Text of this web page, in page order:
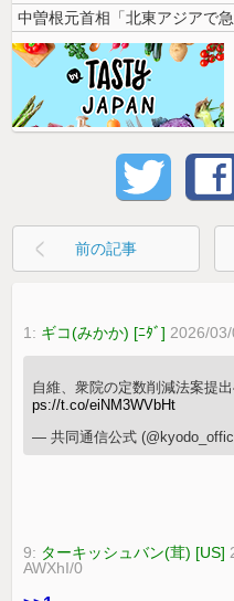
中曽根元首相「北東アジアで
前の記事
1: ギコ(みかか) [ﾆﾀﾞ] 2026/
自維、衆院の定数削減法案提
ps://t.co/eiNM3WVbHt
— 共同通信公式
9: ターキッシュバン(茸) [US]
AWXhI/0